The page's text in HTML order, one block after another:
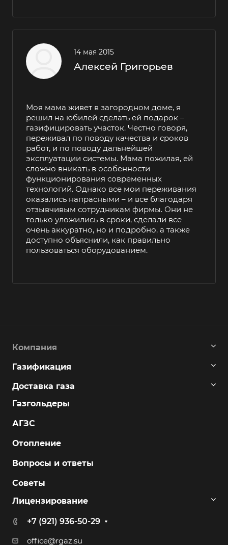
14 мая 2015
Алексей Григорьев
Моя мама живет в загородном доме, я
решил на юбилей сделать ей подарок –
газифицировать участок. Честно говоря,
переживал по поводу качества и сроков
работ, и по поводу дальнейшей
эксплуатации системы. Мама пожилая, ей
сложно вникать в особенности
функционирования современных
технологий. Однако все мои переживания
оказались напрасными – и все благодаря
отзывчивым сотрудникам фирмы. Они не
только уложились в сроки, сделали все
очень аккуратно, но и подробно, а также
доступно объяснили, как правильно
пользоваться оборудованием.
Компания
Газификация
Доставка газа
Газгольдеры
АГЗС
Отопление
Вопросы и ответы
Советы
Лицензирование
+7 (921) 936-50-29
office@rgaz.su